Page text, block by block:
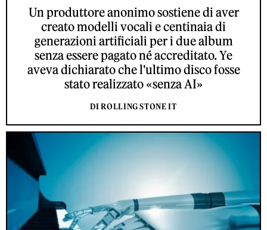
Un produttore anonimo sostiene di aver
creato modelli vocali e centinaia di
generazioni artificiali per i due album
senza essere pagato né accreditato. Ye
aveva dichiarato che l'ultimo disco fosse
stato realizzato «senza AI»
DI ROLLING STONE IT